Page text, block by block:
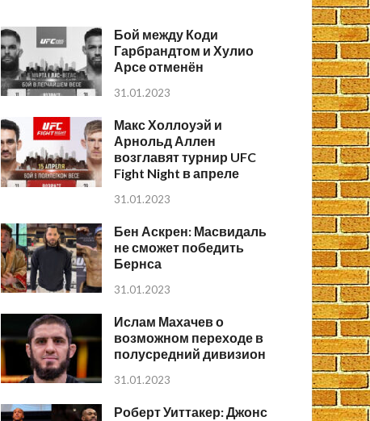
Бой между Коди
Гарбрандтом и Хулио
Арсе отменён
31.01.2023
Макс Холлоуэй и
Арнольд Аллен
возглавят турнир UFC
Fight Night в апреле
31.01.2023
Бен Аскрен: Масвидаль
не сможет победить
Бернса
31.01.2023
Ислам Махачев о
возможном переходе в
полусредний дивизион
31.01.2023
Роберт Уиттакер: Джонс